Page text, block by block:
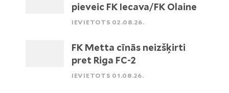
pieveic FK Iecava/FK Olaine
IEVIETOTS 02.08.26.
FK Metta cīnās neizšķirti
pret Riga FC-2
IEVIETOTS 01.08.26.